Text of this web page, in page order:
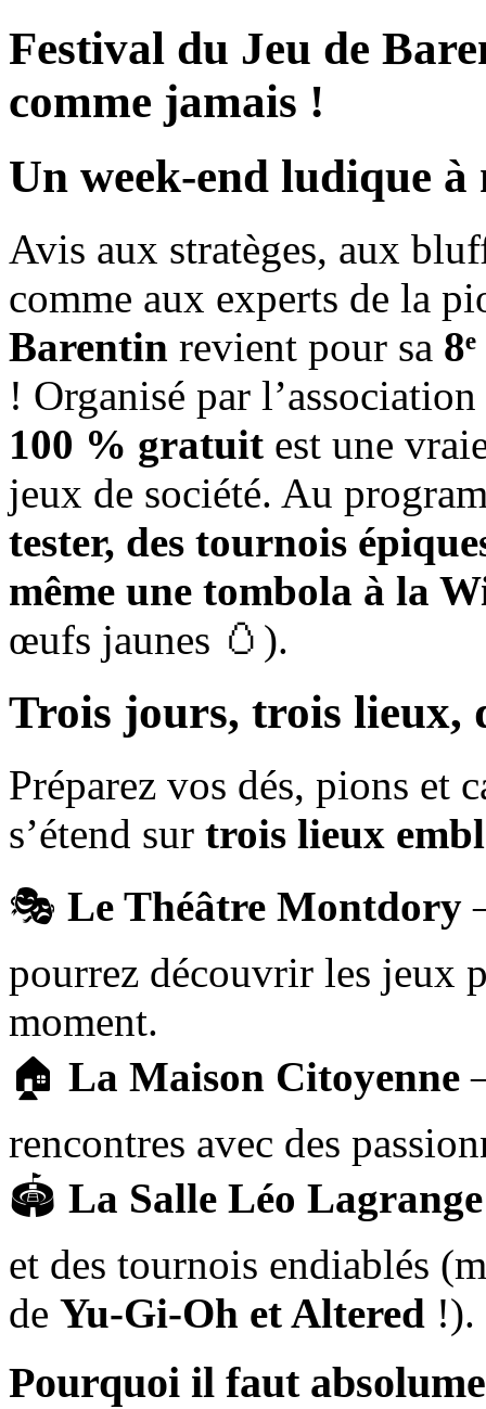
Festival du Jeu de
comme jamais !
Un week-end ludique à
Avis aux stratèges, aux
comme aux experts de la
Barentin revient pour sa
! Organisé par l’association
100 % gratuit est une
jeux de société. Au
tester, des tournois
même une tombola à la
œufs jaunes 🥚).
Trois jours, trois lieux,
Préparez vos dés, pions et
s’étend sur trois lieux
🎭 Le Théâtre Montdory
pourrez découvrir les jeux
moment.
🏠 La Maison Citoyenne
rencontres avec des
🏟 La Salle Léo Lagrange
et des tournois endiablés
de Yu-Gi-Oh et Altered !).
Pourquoi il faut